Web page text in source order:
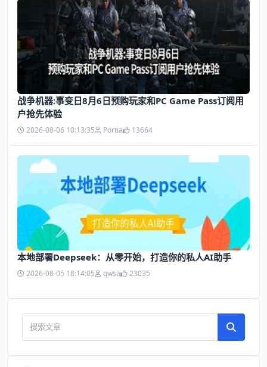
战争机器:事变日8月6日预购玩家和PC Game Pass订阅用
户抢先体验
2026-08-06 10:13:35 Portia 13664
本地部署Deepseek：从零开始，打造你的私人AI助手
2026-08-05 18:14:05 qwsa 23035